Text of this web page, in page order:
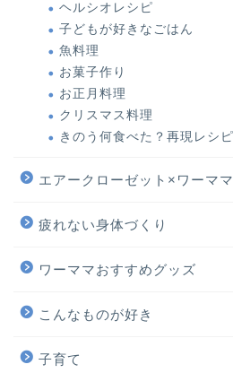
ヘルシオレシピ
子どもが好きなごはん
魚料理
お菓子作り
お正月料理
クリスマス料理
きのう何食べた？再現レシピ
エアークローゼット×ワーママ
疲れない身体づくり
ワーママおすすめグッズ
こんなものが好き
子育て